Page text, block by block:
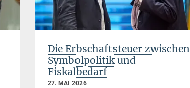
Die Erbschaftsteuer zwischen
Symbolpolitik und
Fiskalbedarf
27. MAI 2026